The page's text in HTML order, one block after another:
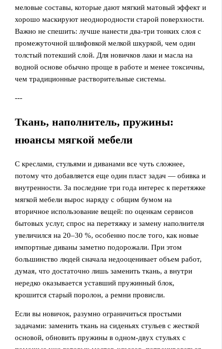
меловые составы, которые дают мягкий матовый эффект и
хорошо маскируют неоднородности старой поверхности.
Важно не спешить: лучше нанести два‑три тонких слоя с
промежуточной шлифовкой мелкой шкуркой, чем один
толстый потекший слой. Для новичков лаки и масла на
водной основе обычно проще в работе и менее токсичны,
чем традиционные растворительные системы.
---
Ткань, наполнитель, пружины:
нюансы мягкой мебели
С креслами, стульями и диванами все чуть сложнее,
потому что добавляется еще один пласт задач — обивка и
внутренности. За последние три года интерес к перетяжке
мягкой мебели вырос наряду с общим бумом на
вторичное использование вещей: по оценкам сервисов
бытовых услуг, спрос на перетяжку и замену наполнителя
увеличился на 20–30 %, особенно после того, как новые
импортные диваны заметно подорожали. При этом
большинство людей сначала недооценивает объем работ,
думая, что достаточно лишь заменить ткань, а внутри
нередко оказывается уставший пружинный блок,
крошится старый поролон, а ремни провисли.
Если вы новичок, разумно ограничиться простыми
задачами: заменить ткань на сиденьях стульев с жесткой
основой, обновить пружины в одном‑двух стульях с